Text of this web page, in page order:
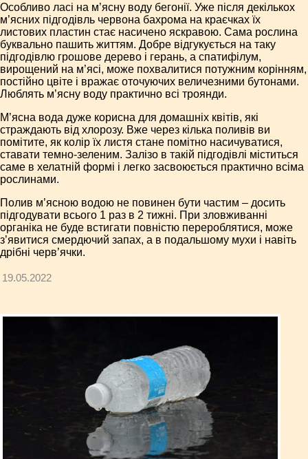
Особливо ласі на м’ясну воду бегонії. Уже після декількох
м’ясних підгодівль червона бахрома на краєчках їх
листових пластин стає насичено яскравою. Сама рослина
буквально пашить життям. Добре відгукується на таку
підгодівлю грошове дерево і герань, а спатифілум,
вирощений на м’ясі, може похвалитися потужним корінням,
постійно цвіте і вражає оточуючих величезними бутонами.
Люблять м’ясну воду практично всі троянди.
М’ясна вода дуже корисна для домашніх квітів, які
страждають від хлорозу. Вже через кілька поливів ви
помітите, як колір їх листя стане помітно насичуватися,
ставати темно-зеленим. Залізо в такій підгодівлі міститься
саме в хелатній формі і легко засвоюється практично всіма
рослинами.
Полив м’ясною водою не повинен бути частим – досить
підгодувати всього 1 раз в 2 тижні. При зловживанні
органіка не буде встигати повністю перероблятися, може
з’явитися смердючий запах, а в подальшому мухи і навіть
дрібні черв’ячки.
19.05.2022